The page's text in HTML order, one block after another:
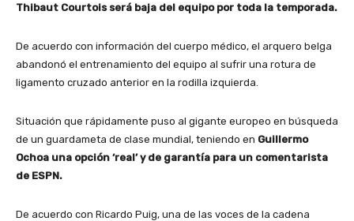
Thibaut Courtois será baja del equipo por toda la temporada.
De acuerdo con información del cuerpo médico, el arquero belga
abandonó el entrenamiento del equipo al sufrir una rotura de
ligamento cruzado anterior en la rodilla izquierda.
Situación que rápidamente puso al gigante europeo en búsqueda
de un guardameta de clase mundial, teniendo en Guillermo
Ochoa una opción ‘real’ y de garantía para un comentarista
de ESPN.
De acuerdo con Ricardo Puig, una de las voces de la cadena